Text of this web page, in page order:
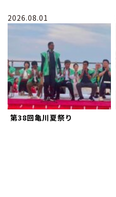
2026.08.01
第38回亀川夏祭り